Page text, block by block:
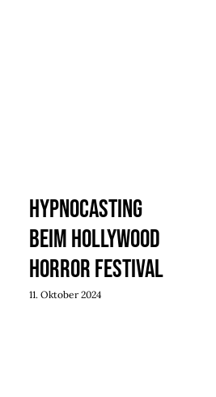
Hypnocasting
beim Hollywood
Horror Festival
11. Oktober 2024